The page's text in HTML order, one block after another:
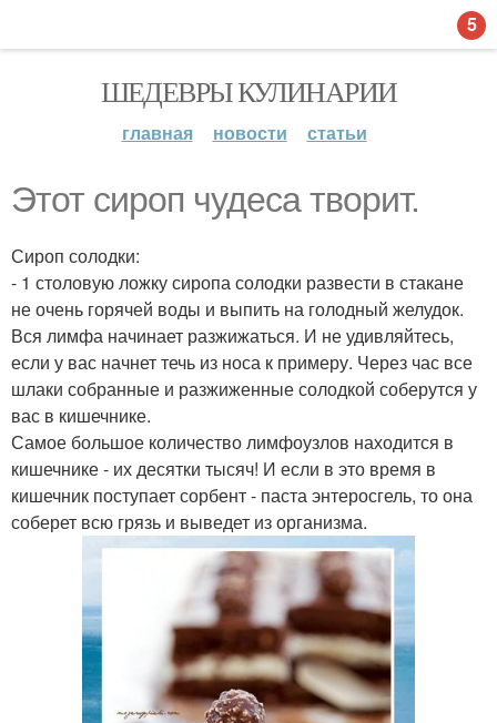
ШЕДЕВРЫ КУЛИНАРИИ
главная новости статьи
Этот сироп чудеса творит.
Сироп солодки:
- 1 столовую ложку сиропа солодки развести в стакане
не очень горячей воды и выпить на голодный желудок.
Вся лимфа начинает разжижаться. И не удивляйтесь,
если у вас начнет течь из носа к примеру. Через час все
шлаки собранные и разжиженные солодкой соберутся у
вас в кишечнике.
Самое большое количество лимфоузлов находится в
кишечнике - их десятки тысяч! И если в это время в
кишечник поступает сорбент - паста энтеросгель, то она
соберет всю грязь и выведет из организма.
5